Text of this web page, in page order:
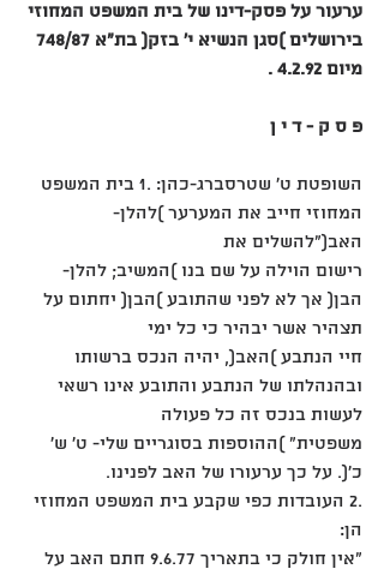
ערעור על פסק-דינו של בית המשפט המחוזי
מיום 4.2.92 .
פ ס ק - ד י ן
השופטת ט' שטרסברג-כהן: .1 בית המשפט
המחוזי חייב את המערער )להלן-
האב("להשלים את
רישום הוילה על שם בנו )המשיב; להלן-
הבן( אך לא לפני שהתובע )הבן( יחתום על
תצהיר אשר יבהיר כי כל ימי
חיי הנתבע )האב(, יהיה הנכס ברשותו
ובהנהלתו של הנתבע והתובע אינו רשאי
לעשות בנכס זה כל פעולה
משפטית" )ההוספות בסוגריים שלי- ט' ש'
כ'(. על כך ערעורו של האב לפנינו.
.2 העובדות כפי שקבע בית המשפט המחוזי
הן:
"אין חולק כי בתאריך 9.6.77 חתם האב על